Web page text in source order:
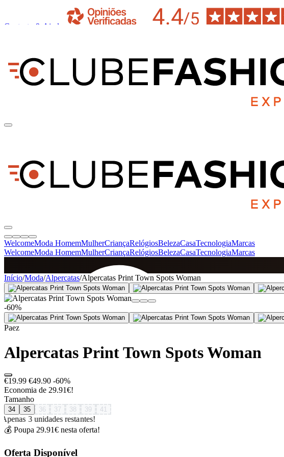
Contacto & Ajuda
WelcomeModa HomemMulherCriançaRelógiosBelezaCasaTecnologiaMarcas
WelcomeModa HomemMulherCriançaRelógiosBelezaCasaTecnologiaMarcas
SINCE 2005
+de 36.000 reviews
Início/Moda/Alpercatas/Alpercatas Print Town Spots Woman
-60%
Paez
Alpercatas Print Town Spots Woman
€19.99 €49.90 -60%
Economia de 29.91€!
Tamanho
34 35 36 37 38 39 41
Apenas 3 unidades restantes!
💰 Poupa 29.91€ nesta oferta!
Oferta Disponível